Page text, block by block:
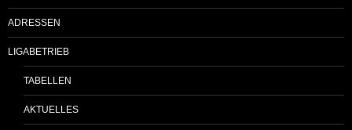
ADRESSEN
LIGABETRIEB
TABELLEN
AKTUELLES